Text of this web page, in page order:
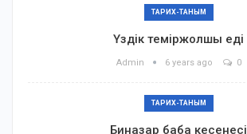
ТАРИХ-ТАНЫМ
Үздік теміржолшы еді
Admin 6 years ago 0
ТАРИХ-ТАНЫМ
Биназар баба кесенесі